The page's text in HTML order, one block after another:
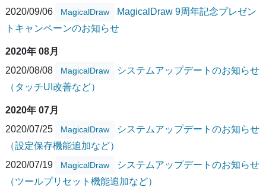
2020/09/06
MagicalDraw
MagicalDraw 9周年記念プレゼン
トキャンペーンのお知らせ
2020年 08月
2020/08/08
MagicalDraw
システムアップデートのお知らせ
（タッチUI改善など）
2020年 07月
2020/07/25
MagicalDraw
システムアップデートのお知らせ
（設定保存機能追加など）
2020/07/19
MagicalDraw
システムアップデートのお知らせ
（ツールプリセット機能追加など）